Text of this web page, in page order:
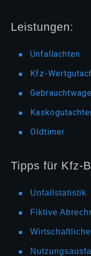
Leistungen:
Unfallachten
Kfz-
Oldtimer
Tipps für Kfz-
Unfallstatistik
Fiktive